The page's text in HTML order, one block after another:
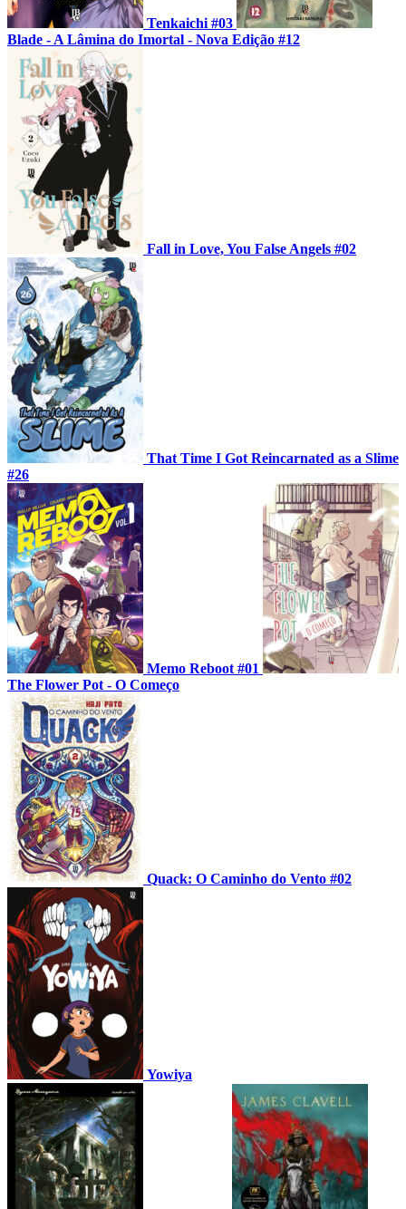
Tenkaichi #03
Blade - A Lâmina do Imortal - Nova Edição #12
Fall in Love, You False Angels #02
That Time I Got Reincarnated as a Slime
#26
Memo Reboot #01
The Flower Pot - O Começo
Quack: O Caminho do Vento #02
Yowiya